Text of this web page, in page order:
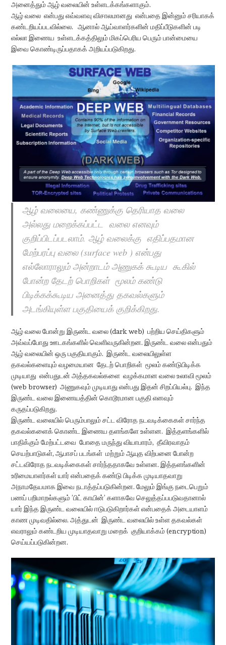
அனைத்தும் ஆழ் வலையின் உள்ளடக்கங்களாகும்.
ஆழ் வலை என்பது எவ்வளவு விசாலமானது என்பதை இன்னும் சரியாகக்
கண்டறியப்படவில்லை. ஆனால் ஆய்வாளர்களின் மதிப்பீடுகளின் படி
எல்லா இணைய உள்ளடக்கத்திலும் மிகப்பெரிய பெரும் பான்மையை
இவை கொண்டிருப்பதாகக் அறியப்படுகிறது.
ஆழ் வலையை, கண்ணுக்கு தெரியாத வலை
அல்லது மறைக்கப்பட்ட வலை எனவும்
குறிப்பிடப்படலாம். ஆழ் வலைக்கு எதிப்பதமான
மேற்பரப்பு வலை (surface web ) என்பது
எல்லோராலும் அன்றாடம் அணுகக் கூடிய கூகில்
போன்ற தேடற் பொறிகள் மூலம் கண்டு
பிடிக்கக்கூடிய அனைத்து தகவல்களும்
அடங்கியுள்ள பகுதியைக் குறிக்கிறது.
ஆழ் வலை போன்று இருண்ட வலை (dark web) பற்றிய செய்திகளும்
அவ்வப்போது ஊடகங்களில் வெளிவருகின்றன. இருண்ட வலை என்பதும்
ஆழ் வலையின் ஒரு பகுதியாகும். இருண்ட வலையிலுள்ள
தகவல்களையும் வழமையான தேடற் பொறிகள் மூலம் கண்டுபிடிக்க
முடியாது என்பதுடன் அத்தகவல்களை வழக்கமான வலை உலாவி மூலம்
(web browser) அணுகவும் முடியாது என்பது இதன் சிறப்பியல்பு. இந்த
இருண்ட வலை இணையத்தின் கொடூரமான பகுதி எனவும்
கருதப்படுகிறது.
இருண்ட வலையில் பெரும்பாலும் சட்ட விரோத நடவடிக்கைகள் சார்ந்த
தகவல்களைக் கொண்ட இணைய தளங்களே உள்ளன. இத்தளங்களில்
பாதிக்கும் மேற்பட்டவை போதை மருந்து வியாபாரம், தீவிரவாதம்
செயற்பாடுகள், ஆபாசப் படங்கள் மற்றும் ஆயுத விற்பனை போன்ற
சட்டவிரோத நடவடிக்கைகள் சார்ந்ததாகவே உள்ளன. இத்தளங்களின்
உரிமையாளர்கள் யார் என்பதைக் கண்டு பிடிக்க முடியாதவாறு
அநாமதேயமாக இவை நடாத்தப்படுகின்றன. மேலும் இங்கு நடைபெறும்
பணப் பறிமாறல்களும் ’பிட் காயின்’ களாகவே செலுத்தப்பபடுவதானால்
யார் இந்த இருண்ட வலையில் ஈடுபடுகிறார்கள் என்பதைக் அடையாளம்
காண முடிவதில்லை. அத்துடன் இருண்ட வலையில் உள்ள தகவல்கள்
எவராலும் கண்டறிய முடியாதவாறு மறைக் குறியாக்கம் (encryption)
செய்யப்படுகின்றன.